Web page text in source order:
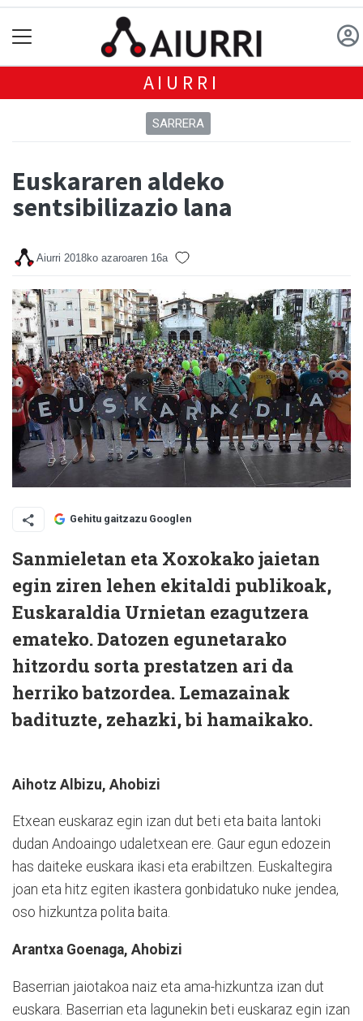
AIURRI
SARRERA
Euskararen aldeko
sentsibilizazio lana
Aiurri 2018ko azaroaren 16a
Gehitu gaitzazu Googlen
Sanmieletan eta Xoxokako jaietan
egin ziren lehen ekitaldi publikoak,
Euskaraldia Urnietan ezagutzera
emateko. Datozen egunetarako
hitzordu sorta prestatzen ari da
herriko batzordea. Lemazainak
badituzte, zehazki, bi hamaikako.
Aihotz Albizu, Ahobizi
Etxean euskaraz egin izan dut beti eta baita lantoki
dudan Andoaingo udaletxean ere. Gaur egun edozein
has daiteke euskara ikasi eta erabiltzen. Euskaltegira
joan eta hitz egiten ikastera gonbidatuko nuke jendea,
oso hizkuntza polita baita.
Arantxa Goenaga, Ahobizi
Baserrian jaiotakoa naiz eta ama-hizkuntza izan dut
euskara. Baserrian eta lagunekin beti euskaraz egin izan